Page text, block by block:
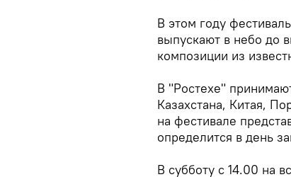
В этом году
выпускают в небо до
композиции из
В "Ростехе"
Казахстана, Китая,
на фестивале
определится в день
В субботу с 14.00 на